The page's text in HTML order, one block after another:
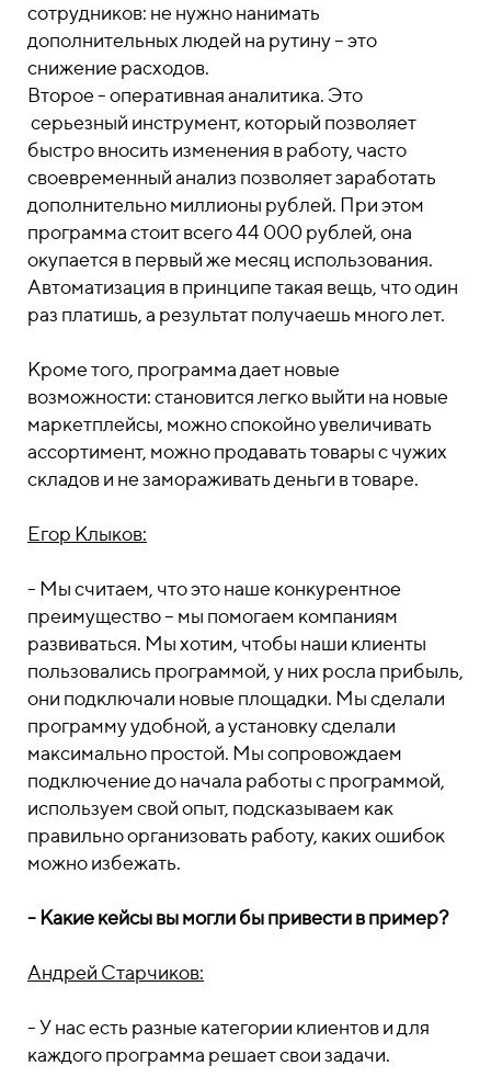
сотрудников: не нужно нанимать
дополнительных людей на рутину – это
снижение расходов.
Второе - оперативная аналитика. Это
серьезный инструмент, который позволяет
быстро вносить изменения в работу, часто
своевременный анализ позволяет заработать
дополнительно миллионы рублей. При этом
программа стоит всего 44 000 рублей, она
окупается в первый же месяц использования.
Автоматизация в принципе такая вещь, что один
раз платишь, а результат получаешь много лет.
Кроме того, программа дает новые
возможности: становится легко выйти на новые
маркетплейсы, можно спокойно увеличивать
ассортимент, можно продавать товары с чужих
складов и не замораживать деньги в товаре.
Егор Клыков:
- Мы считаем, что это наше конкурентное
преимущество – мы помогаем компаниям
развиваться. Мы хотим, чтобы наши клиенты
пользовались программой, у них росла прибыль,
они подключали новые площадки. Мы сделали
программу удобной, а установку сделали
максимально простой. Мы сопровождаем
подключение до начала работы с программой,
используем свой опыт, подсказываем как
правильно организовать работу, каких ошибок
можно избежать.
- Какие кейсы вы могли бы привести в пример?
Андрей Старчиков:
- У нас есть разные категории клиентов и для
каждого программа решает свои задачи.